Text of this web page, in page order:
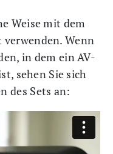
Weise mit dem
Wenn
in dem ein AV-
sehen Sie sich
des Sets an: